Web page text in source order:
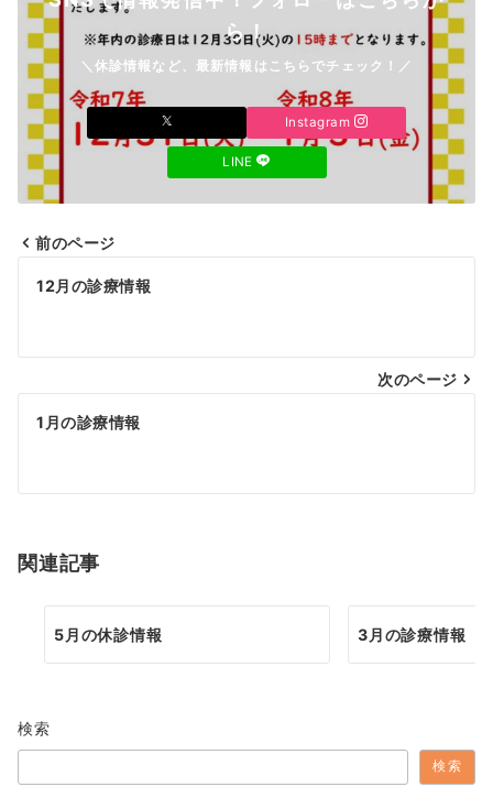
ら！
＼休診情報など、最新情報はこちらでチェック！／
Instagram
LINE
投
ビ
ゲ
シ
ン
前のページ
12月の診療情報
次のページ
1月の診療情報
関連記事
5月の休診情報 3月の診療情報
検索
検索